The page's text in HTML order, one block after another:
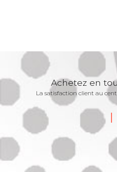
Achetez en
La satisfaction client au